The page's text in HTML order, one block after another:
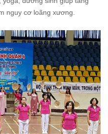
nguy cơ loãng xương.